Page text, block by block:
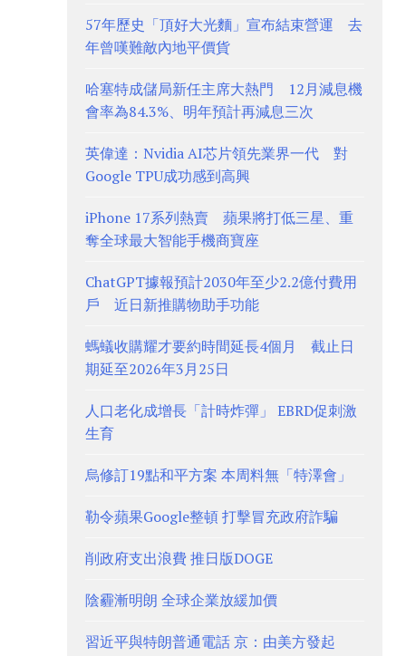
57年歷史「頂好大光麵」宣布結束營運 去
年曾嘆難敵內地平價貨
哈塞特成儲局新任主席大熱門 12月減息機
會率為84.3%、明年預計再減息三次
英偉達：Nvidia AI芯片領先業界一代 對
Google TPU成功感到高興
iPhone 17系列熱賣 蘋果將打低三星、重
奪全球最大智能手機商寶座
ChatGPT據報預計2030年至少2.2億付費用
戶 近日新推購物助手功能
螞蟻收購耀才要約時間延長4個月 截止日
期延至2026年3月25日
人口老化成增長「計時炸彈」 EBRD促刺激
生育
烏修訂19點和平方案 本周料無「特澤會」
勒令蘋果Google整頓 打擊冒充政府詐騙
削政府支出浪費 推日版DOGE
陰霾漸明朗 全球企業放緩加價
習近平與特朗普通電話 京：由美方發起